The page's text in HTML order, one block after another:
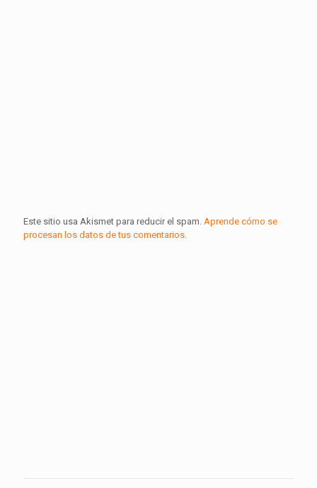
Este sitio usa Akismet para reducir el spam. Aprende cómo se
procesan los datos de tus comentarios.